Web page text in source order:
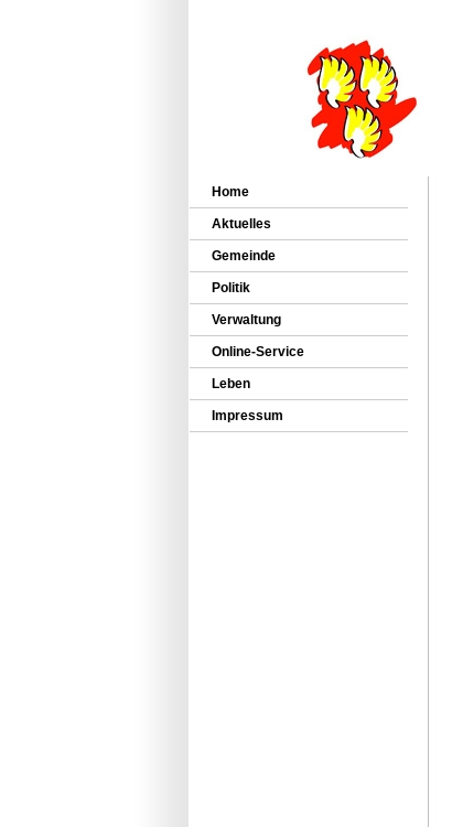
Home
Aktuelles
Gemeinde
Politik
Verwaltung
Online-Service
Leben
Impressum